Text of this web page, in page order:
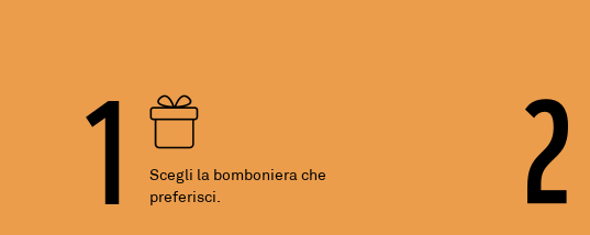
1
Scegli la bomboniera che
preferisci.
2